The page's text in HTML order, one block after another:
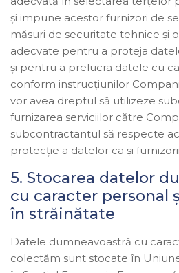
și impune acestor furnizori de
măsuri de securitate tehnice și
adecvate pentru a proteja
și pentru a prelucra datele cu
conform instrucțiunilor
vor avea dreptul să utilizeze
furnizarea serviciilor către
subcontractantul să respecte
protecție a datelor ca și
5. Stocarea datelor
cu caracter personal
în străinătate
Datele dumneavoastră cu
colectăm sunt stocate în